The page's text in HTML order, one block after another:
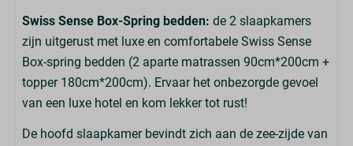
Swiss Sense Box-Spring bedden: de 2 slaapkamers
zijn uitgerust met luxe en comfortabele Swiss Sense
Box-spring bedden (2 aparte matrassen 90cm*200cm +
topper 180cm*200cm). Ervaar het onbezorgde gevoel
van een luxe hotel en kom lekker tot rust!
De hoofd slaapkamer bevindt zich aan de zee-zijde van